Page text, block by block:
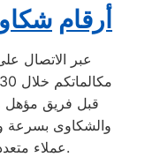
أرقام
قبل فريق مؤهل
والشكاوى بسرعة
عملاء متعددة اللغات تناسب جميع احتياجاتكم.